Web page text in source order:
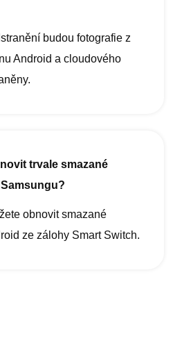
budou fotografie z
Android a cloudového
trvale smazané
obnovit smazané
ze zálohy Smart Switch.